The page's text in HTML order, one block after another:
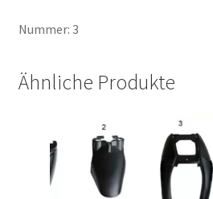
Nummer: 3
Ähnliche Produkte